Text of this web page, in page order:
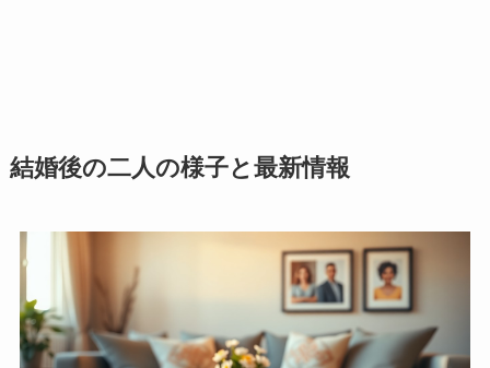
結婚後の二人の様子と最新情報